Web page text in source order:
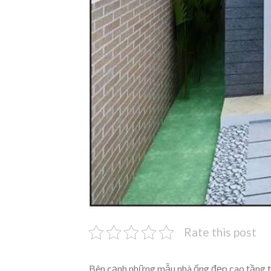
Rate this post
Bên cạnh những mẫu nhà ống đẹp cao